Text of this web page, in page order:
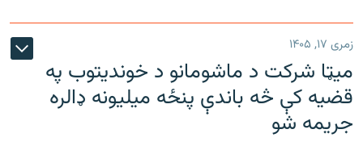
زمری ۱۷, ۱۴۰۵
میټا شرکت د ماشومانو د خوندیتوب په
قضیه کې څه باندې پنځه میلیونه ډالره
جریمه شو